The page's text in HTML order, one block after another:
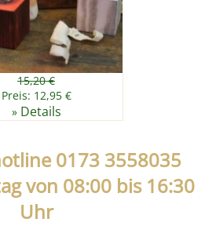
15,20 €
Preis: 12,95 €
» Details
0173 3558035
von 08:00 bis 16:30
Uhr